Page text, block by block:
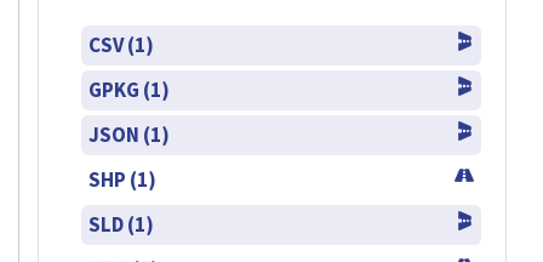
CSV (1)
GPKG (1)
JSON (1)
SHP (1)
SLD (1)